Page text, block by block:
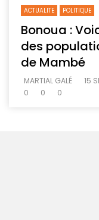
ACTUALITE POLITIQUE
Bonoua :
des
de Mambé
MARTIAL GALÉ
15
0
0 0